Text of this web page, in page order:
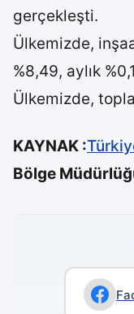
gerçekleşti.
Ülkemizde,
%8,49, aylık
Ülkemizde,
KAYNAK :
Bölge